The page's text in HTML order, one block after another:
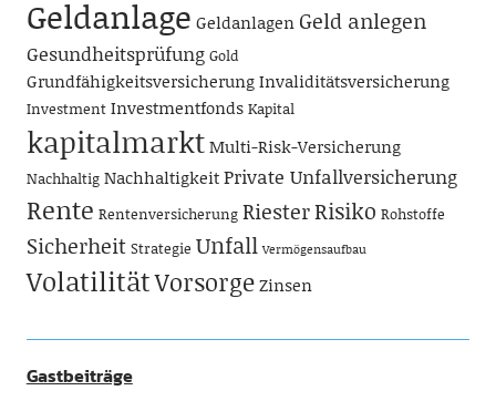
Geldanlage Geldanlagen Geld anlegen
Gesundheitsprüfung Gold
GrundfähigkeitsversicherungInvaliditätsversicherung
Investment Investmentfonds Kapital
kapitalmarktMulti-Risk-Versicherung
Nachhaltig NachhaltigkeitPrivate Unfallversicherung
Rente Rentenversicherung RiesterRisiko Rohstoffe
Sicherheit Strategie Unfall Vermögensaufbau
VolatilitätVorsorgeZinsen
Gastbeiträge